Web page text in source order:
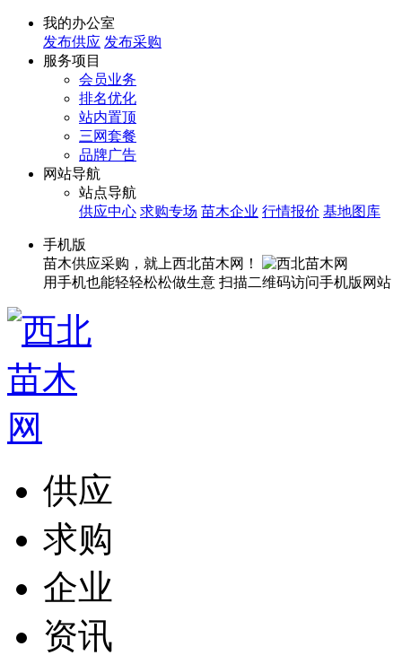
我的办公室
发布供应 发布采购
服务项目
会员业务
排名优化
站内置顶
三网套餐
品牌广告
网站导航
站点导航
供应中心 求购专场 苗木企业 行情报价 基地图库
手机版
苗木供应采购，就上西北苗木网！
用手机也能轻轻松松做生意 扫描二维码访问手机版网站
供应
求购
企业
资讯